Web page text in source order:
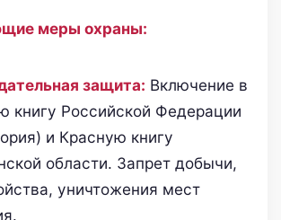
меры охраны:
защита: Включение в
книгу Российской Федерации
и Красную книгу
области. Запрет добычи,
уничтожения мест